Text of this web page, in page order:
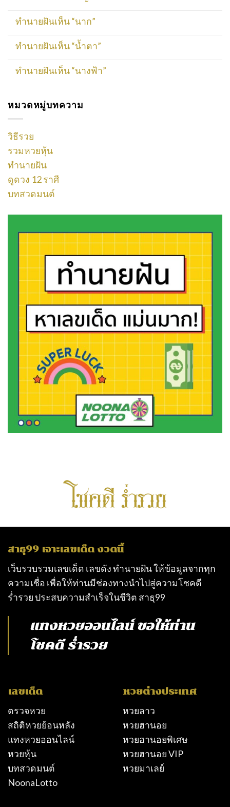
ทำนายฝันเห็น “นาก”
ทำนายฝันเห็น “น้ำตา”
ทำนายฝันเห็น “นางฟ้า”
หมวดหมู่บทความ
วิธีรวย
รวมหวยหุ้น
ทำนายฝัน
ดูดวง 12 ราศี
บทสวดมนต์
สาธุ99 เจาะเลขเด็ด งวดนี้
เว็บรวบรวมเลขเด็ด เลขดัง ทำนายฝัน ให้ข้อมูลจากทุก
ความเชื่อ เพื่อให้ท่านมีช่องทางนำไปสู่ความโชคดี
ร่ำรวย ประสบความสำเร็จในชีวิต สาธุ99
แทงหวยออนไลน์ขอให้ท่าน
โชคดี ร่ำรวย
เลขเด็ด
ตรวจหวย
สถิติหวยย้อนหลัง
แทงหวยออนไลน์
หวยหุ้น
บทสวดมนต์
NoonaLotto
หวยต่างประเทศ
หวยลาว
หวยฮานอย
หวยฮานอยพิเศษ
หวยฮานอย VIP
หวยมาเลย์